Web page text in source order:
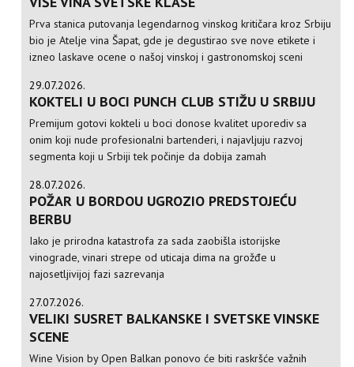
Prva stanica putovanja legendarnog vinskog kritičara kroz Srbiju
bio je Atelje vina Šapat, gde je degustirao sve nove etikete i
izneo laskave ocene o našoj vinskoj i gastronomskoj sceni
29.07.2026.
KOKTELI U BOCI PUNCH CLUB STIŽU U SRBIJU
Premijum gotovi kokteli u boci donose kvalitet uporediv sa
onim koji nude profesionalni bartenderi, i najavljuju razvoj
segmenta koji u Srbiji tek počinje da dobija zamah
28.07.2026.
POŽAR U BORDOU UGROZIO PREDSTOJEĆU
BERBU
Iako je prirodna katastrofa za sada zaobišla istorijske
vinograde, vinari strepe od uticaja dima na grožđe u
najosetljivijoj fazi sazrevanja
27.07.2026.
VELIKI SUSRET BALKANSKE I SVETSKE VINSKE
SCENE
Wine Vision by Open Balkan ponovo će biti raskršće važnih